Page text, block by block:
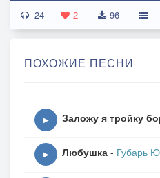
Мне немного
Без тоски, без печали.
Слова твои.
Виноваты в этом ты и я.
Утомленное солнце
24 2 96
ПОХОЖИЕ ПЕСНИ
▶ Заложу я тройку
▶ Любушка - Губарь